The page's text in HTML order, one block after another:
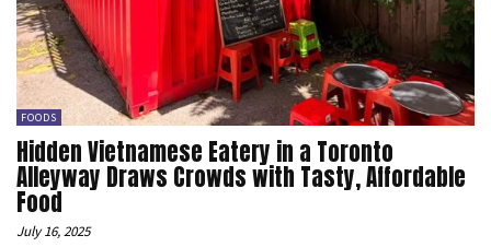
FOODS
Hidden Vietnamese Eatery in a Toronto
Alleyway Draws Crowds with Tasty, Affordable
Food
July 16, 2025